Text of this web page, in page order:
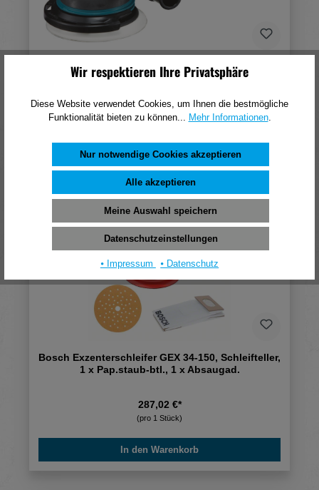
Makita Exzenter-/Rotationsschleifer BO6050J
437,11 €*
(pro 1 Stück)
Bosch Exzenterschleifer GEX 34-150, Schleifteller,
1 x Pap.staub-btl., 1 x Absaugad.
287,02 €*
(pro 1 Stück)
In den Warenkorb
Wir respektieren Ihre Privatsphäre
Diese Website verwendet Cookies, um Ihnen die bestmögliche
Funktionalität bieten zu können... Mehr Informationen.
Nur notwendige Cookies akzeptieren
Alle akzeptieren
Meine Auswahl speichern
Datenschutzeinstellungen
⦁ Impressum ⦁ Datenschutz